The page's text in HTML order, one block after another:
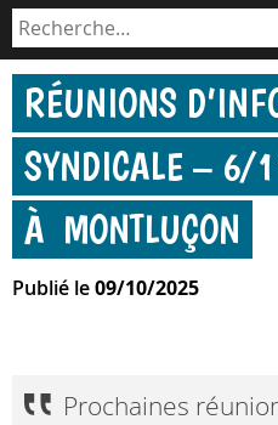
RÉUNIONS
SYNDICALE – 6/​
À MONTLUÇON
Publié le09/10/2025
Prochaines